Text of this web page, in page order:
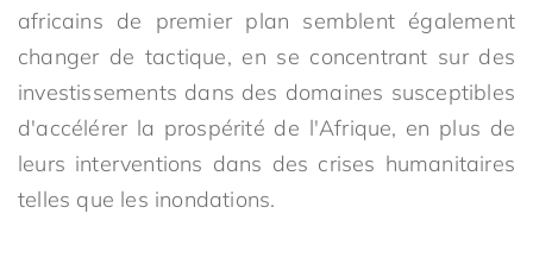
africains de premier plan semblent également
changer de tactique, en se concentrant sur des
investissements dans des domaines susceptibles
d'accélérer la prospérité de l'Afrique, en plus de
leurs interventions dans des crises humanitaires
telles que les inondations.